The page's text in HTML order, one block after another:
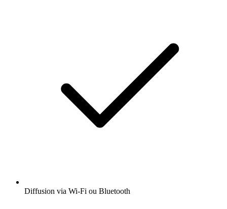
Diffusion via Wi-Fi ou Bluetooth